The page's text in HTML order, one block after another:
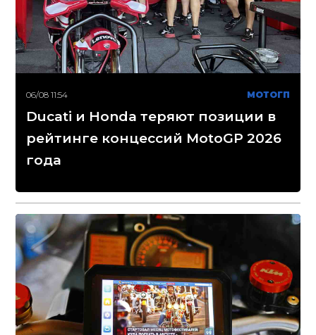
06/08 11:54 МОТОГП
Ducati и Honda теряют позиции в
рейтинге концессий MotoGP 2026
года